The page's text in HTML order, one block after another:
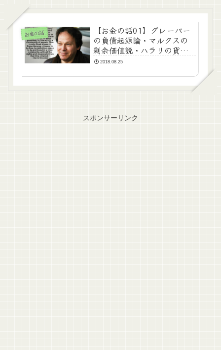
お金の話
【お金の話01】グレーバー
の負債起源論・マルクスの
剰余価値説・ハラリの貨幣
観2018.08.25
スポンサーリンク